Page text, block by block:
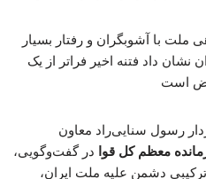
رسول سنایی‌راد معاون
معظم کل قوا در گفت‌وگویی،
دشمن علیه ملت ایران،